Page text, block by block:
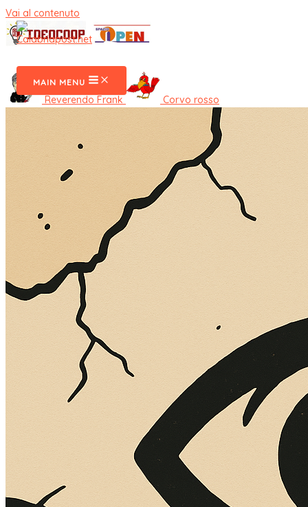
Vai al contenuto
MAIN MENU
Reverendo Frank Corvo rosso